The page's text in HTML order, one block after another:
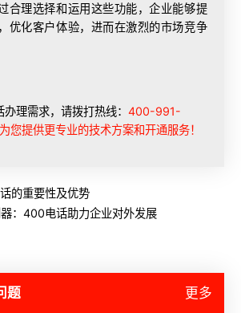
合理选择和运用这些功能，企业能够提
优化客户体验，进而在激烈的市场竞争
理需求，请拨打热线：400-991-
您提供更专业的技术方案和开通服务！
的重要性及优势
：400电话助力企业对外发展
题 更多